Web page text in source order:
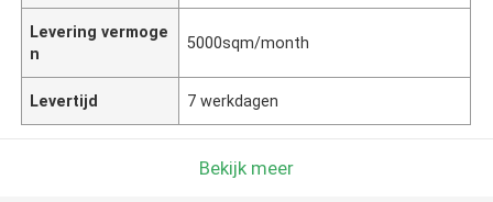
Levering vermoge
n
5000sqm/month
Levertijd 7 werkdagen
Bekijk meer